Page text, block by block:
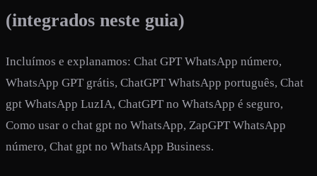
(integrados neste guia)
Incluímos e explanamos: Chat GPT WhatsApp número,
WhatsApp GPT grátis, ChatGPT WhatsApp português, Chat
gpt WhatsApp LuzIA, ChatGPT no WhatsApp é seguro,
Como usar o chat gpt no WhatsApp, ZapGPT WhatsApp
número, Chat gpt no WhatsApp Business.